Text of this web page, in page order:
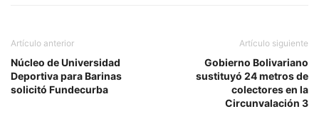
Artículo anterior
Núcleo de Universidad
Deportiva para Barinas
solicitó Fundecurba
Artículo siguiente
Gobierno Bolivariano
sustituyó 24 metros de
colectores en la
Circunvalación 3